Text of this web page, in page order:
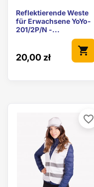
Reflektierende Weste
für Erwachsene YoYo-
201/2P/N -...
20,00 zł
shopping_cart
favorite_border